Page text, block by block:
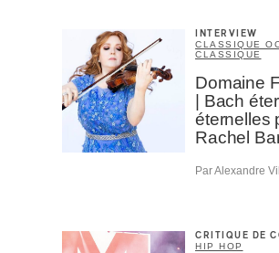
INTERVIEW
CLASSIQUE
CLASSIQUE
Domaine
| Bach
éternelles
Rachel
Par Alexandre
CRITIQUE DE
HIP HOP